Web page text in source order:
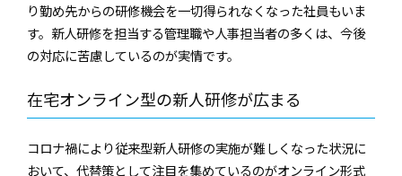
り勤め先からの研修機会を一切得られなくなった社員もいま
す。新人研修を担当する管理職や人事担当者の多くは、今後
の対応に苦慮しているのが実情です。
在宅オンライン型の新人研修が広まる
コロナ禍により従来型新人研修の実施が難しくなった状況に
おいて、代替策として注目を集めているのがオンライン形式